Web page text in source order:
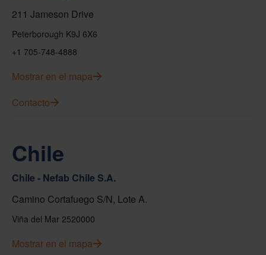
211 Jameson Drive
Peterborough K9J 6X6
+1 705-748-4888
Mostrar en el mapa
Contacto
Chile
Chile - Nefab Chile S.A.
Camino Cortafuego S/N, Lote A.
Viña del Mar 2520000
Mostrar en el mapa